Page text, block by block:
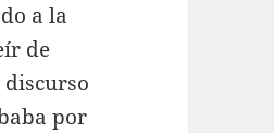
a la
de
por